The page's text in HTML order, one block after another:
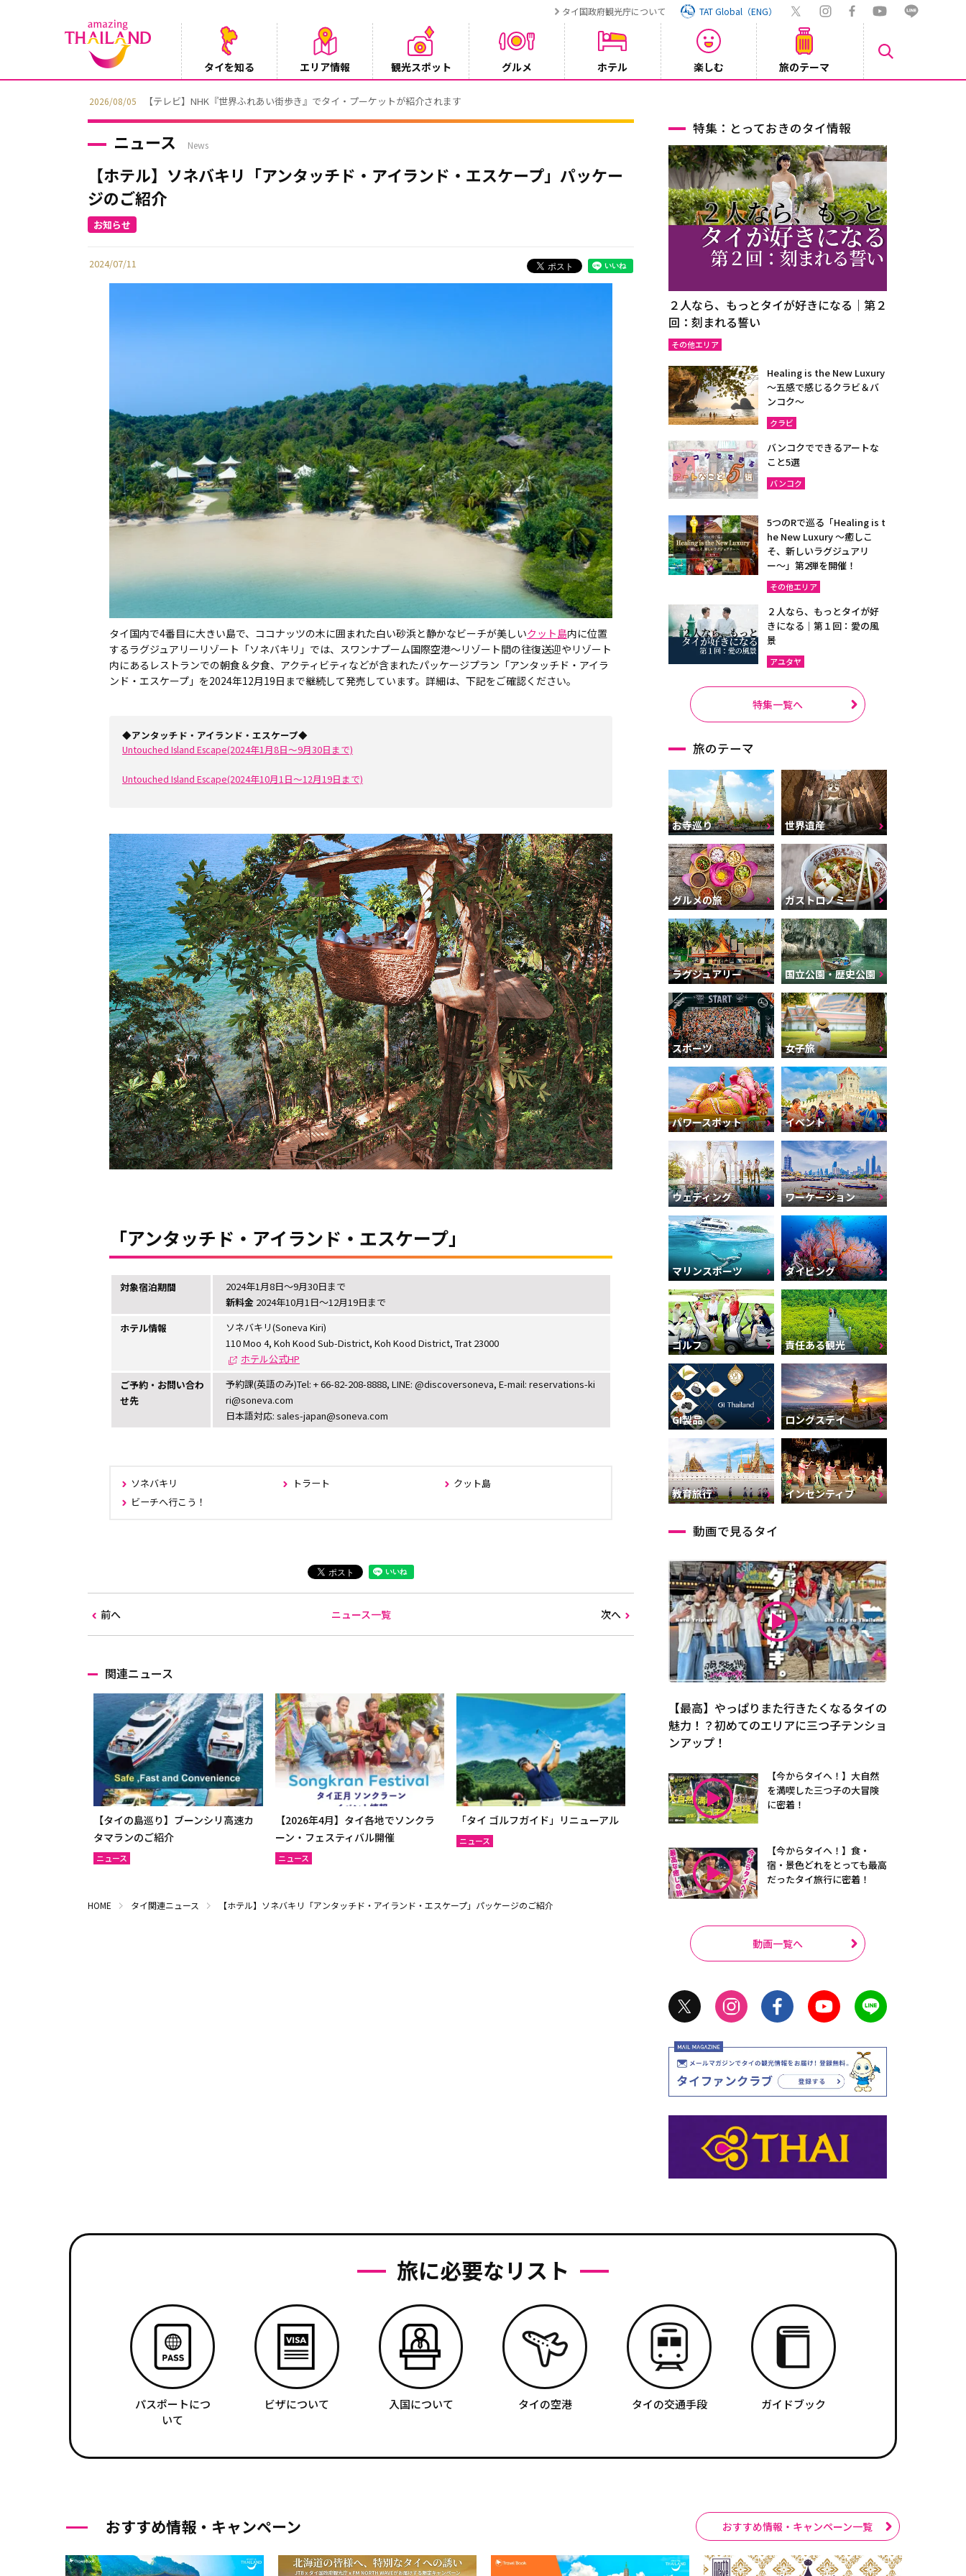
タイ国政府観光庁について TAT Global（ENG）
タイを知る エリア情報 観光スポット グルメ ホテル 楽しむ 旅のテーマ
2026/08/05 【テレビ】NHK『世界ふれあい街歩き』でタイ・プーケットが紹介されます
ニュース News
【ホテル】ソネバキリ「アンタッチド・アイランド・エスケープ」パッケー
ジのご紹介
2024/07/11
タイ国内で4番目に大きい島で、ココナッツの木に囲まれた白い砂浜と静かなビーチが美しいクット島内に位置
するラグジュアリーリゾート「ソネバキリ」では、スワンナプーム国際空港〜リゾート間の往復送迎やリゾート
内にあるレストランでの朝食＆夕食、アクティビティなどが含まれたパッケージプラン「アンタッチド・アイラ
ンド・エスケープ」を2024年12月19日まで継続して発売しています。詳細は、下記をご確認ください。
◆アンタッチド・アイランド・エスケープ◆
Untouched Island Escape(2024年1月8日～9月30日まで)
Untouched Island Escape(2024年10月1日～12月19日まで)
「アンタッチド・アイランド・エスケープ」
対象宿泊期間
2024年1月8日～9月30日まで
新料金 2024年10月1日～12月19日まで
ホテル情報
ソネバキリ(Soneva Kiri)
110 Moo 4, Koh Kood Sub-District, Koh Kood District, Trat 23000
ホテル公式HP
ご予約・お問い合わ
せ先
予約課(英語のみ)Tel: + 66-82-208-8888, LINE: @discoversoneva, E-mail: reservations-ki
ri@soneva.com
⽇本語対応: sales-japan@soneva.com
ソネバキリ トラート
クット島
ビーチへ行こう！
前へ ニュース一覧 次へ
関連ニュース
【タイの島巡り】ブーンシリ高速カ
タマランのご紹介
ニュース
【2026年4月】タイ各地でソンクラ
ーン・フェスティバル開催
ニュース
「タイ ゴルフガイド」リニューアル
ニュース
HOME タイ関連ニュース 【ホテル】ソネバキリ「アンタッチド・アイランド・エスケープ」パッケージのご紹介
特集：とっておきのタイ情報
２人なら、もっとタイが好きになる｜第２
回：刻まれる誓い
その他エリア
Healing is the New Luxury
～五感で感じるクラビ＆バ
ンコク～
クラビ
バンコクでできるアートな
こと5選
バンコク
5つのRで巡る「Healing is t
he New Luxury ～癒しこ
そ、新しいラグジュアリ
ー〜」第2弾を開催！
その他エリア
２人なら、もっとタイが好
きになる｜第１回：愛の風
景
アユタヤ
特集一覧へ
旅のテーマ
お寺巡り 世界遺産
グルメの旅 ガストロノミー
ラグジュアリー 国立公園・歴史公園
スポーツ 女子旅
パワースポット イベント
ウェディング ワーケーション
マリンスポーツ ダイビング
ゴルフ 責任ある観光
GI製品 ロングステイ
教育旅行 インセンティブ
動画で見るタイ
【最高】やっぱりまた行きたくなるタイの
魅力！？初めてのエリアに三つ子テンショ
ンアップ！
【今からタイへ！】大自然
を満喫した三つ子の大冒険
に密着！
【今からタイへ！】食・
宿・景色どれをとっても最高
だったタイ旅行に密着！
動画一覧へ
旅に必要なリスト
パスポートにつ
いて
ビザについて 入国について タイの空港 タイの交通手段 ガイドブック
おすすめ情報・キャンペーン おすすめ情報・キャンペーン一覧